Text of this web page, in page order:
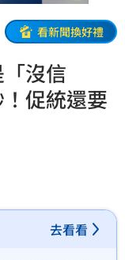
看新聞換好禮
沒信
促統還要
去看看